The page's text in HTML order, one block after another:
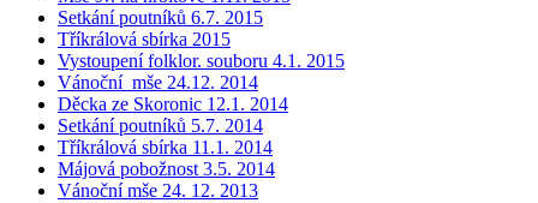
Setkání poutníků 6.7. 2015
Tříkrálová sbírka 2015
Vystoupení folklor. souboru 4.1. 2015
Vánoční mše 24.12. 2014
Děcka ze Skoronic 12.1. 2014
Setkání poutníků 5.7. 2014
Tříkrálová sbírka 11.1. 2014
Májová pobožnost 3.5. 2014
Vánoční mše 24. 12. 2013